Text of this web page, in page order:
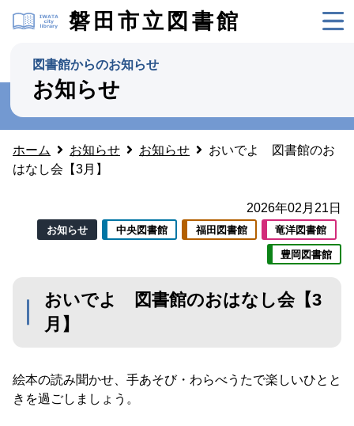
磐田市立図書館
図書館からのお知らせ
お知らせ
ホーム お知らせ お知らせ
おいでよ 図書館のお
はなし会【3月】
2026年02月21日
お知らせ 中央図書館 福田図書館 竜洋図書館
豊岡図書館
おいでよ 図書館のおはなし会【3
月】
絵本の読み聞かせ、手あそび・わらべうたで楽しいひとと
きを過ごしましょう。